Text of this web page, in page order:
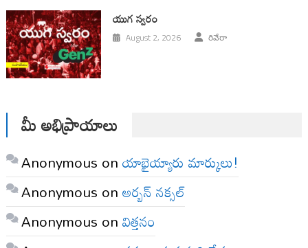
యుగ స్వ‌రం
August 2, 2026 రివేరా
మీ అభిప్రాయాలు
Anonymous onయాభైయ్యారు మార్కులు!
Anonymous onఅర్బన్ నక్సల్
Anonymous onవిత్తనం